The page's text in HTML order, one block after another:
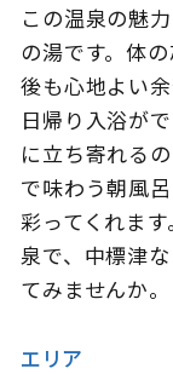
この温泉の魅
の湯です。体
後も心地よい
日帰り入浴が
に立ち寄れる
で味わう朝風
彩ってくれま
泉で、中標津
てみませんか。
エリア